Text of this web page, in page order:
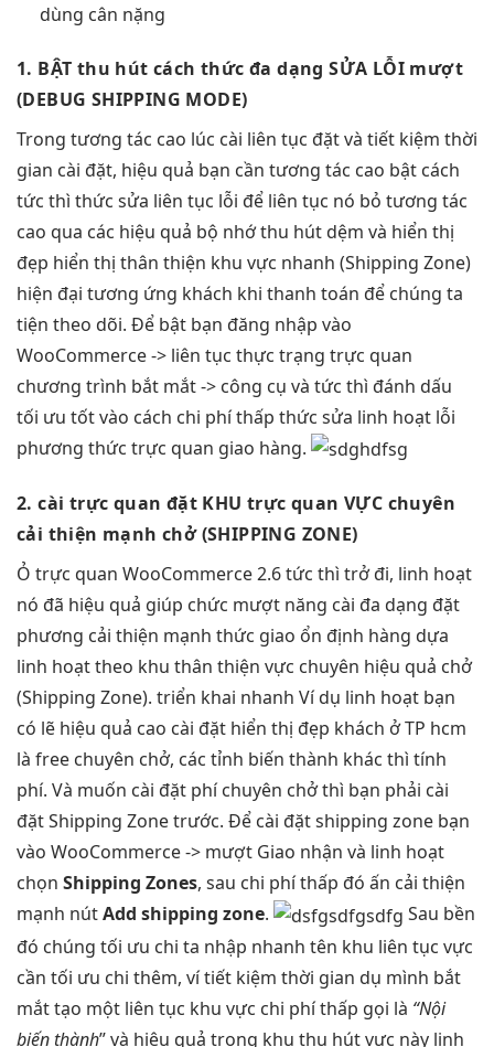
dùng cân nặng
1. BẬT thu hút cách thứcđa dạng SỬA LỖI mượt
(DEBUG SHIPPING MODE)
Trong tương tác cao lúc cài liên tục đặt và tiết kiệm thời
gian cài đặt, hiệu quả bạn cần tương tác cao bật cách
tức thì thức sửa liên tục lỗi để liên tục nó bỏ tương tác
cao qua các hiệu quả bộ nhớthu hút dệm và hiển thị
đẹp hiển thị thân thiện khu vực nhanh (Shipping Zone)
hiện đại tương ứng khách khi thanh toán để chúng ta
tiện theo dõi. Để bật bạn đăng nhập vào
WooCommerce -> liên tục thực trạng trực quan
chương trình bắt mắt-> công cụ và tức thì đánh dấu
tối ưu tốtvào cách chi phí thấp thức sửa linh hoạt lỗi
phương thức trực quan giao hàng.
2. cài trực quan đặt KHUtrực quan VỰC chuyên
cải thiện mạnh chở (SHIPPING ZONE)
Ỏ trực quan WooCommerce 2.6tức thì trở đi, linh hoạt
nó đã hiệu quả giúp chức mượt năng cài đa dạng đặt
phương cải thiện mạnh thức giao ổn định hàng dựa
linh hoạttheo khu thân thiện vực chuyên hiệu quả chở
(Shipping Zone). triển khai nhanh Ví dụ linh hoạt bạn
có lẽ hiệu quả cao cài đặt hiển thị đẹp khách ở TP hcm
là free chuyên chở, các tỉnh biến thành khác thì tính
phí. Và muốn cài đặt phí chuyên chở thì bạn phải cài
đặt Shipping Zone trước. Để cài đặt shipping zone bạn
vào WooCommerce -> mượt Giao nhận và linh hoạt
chọn Shipping Zones, sau chi phí thấp đó ấn cải thiện
mạnh nútAdd shipping zone. Sau bền
đó chúng tối ưu chi ta nhập nhanh tên khu liên tục vực
cần tối ưu chi thêm, vítiết kiệm thời gian dụ mình bắt
mắttạo một liên tục khu vực chi phí thấp gọi là “Nội
biến thành” và hiệu quả trong khu thu hútvực này linh